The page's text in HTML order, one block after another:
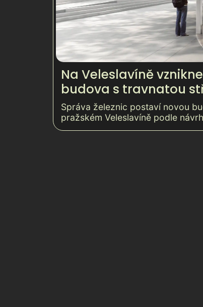
Na Veleslavíně
budova s travnatou
Správa železnic postaví novou
pražském Veleslavíně podle